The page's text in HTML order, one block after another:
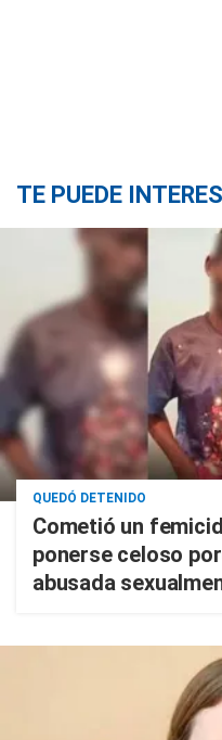
TE PUEDE
QUEDÓ DETENIDO
Cometió un
ponerse celoso
abusada